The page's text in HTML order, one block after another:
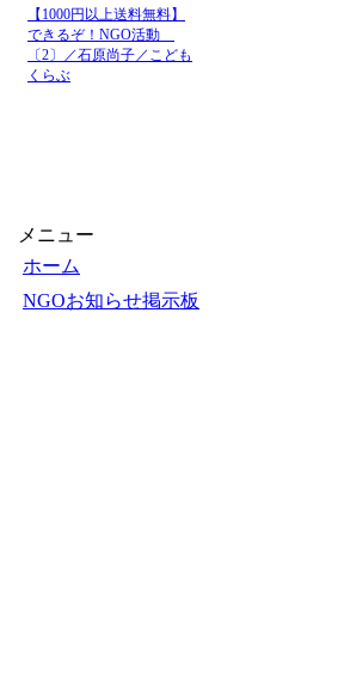
【1000円以上送料無料】
できるぞ！NGO活動
〔2〕／石原尚子／こども
くらぶ
メニュー
ホーム
NGOお知らせ掲示板